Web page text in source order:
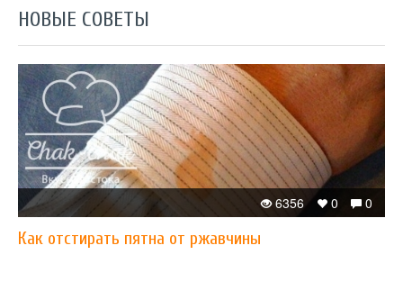
НОВЫЕ СОВЕТЫ
0
0
6356
Как отстирать пятна от ржавчины